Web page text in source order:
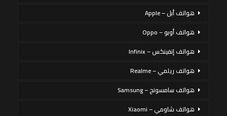
هواتف أبل – Apple
هواتف أوبو – Oppo
هواتف إنفينكس – Infinix
هواتف ريلمي – Realme
هواتف سامسونج – Samsung
هواتف شاومي – Xiaomi